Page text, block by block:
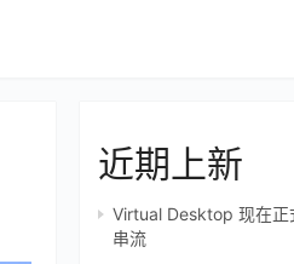
近期上新
Virtual Desktop 现在正
串流